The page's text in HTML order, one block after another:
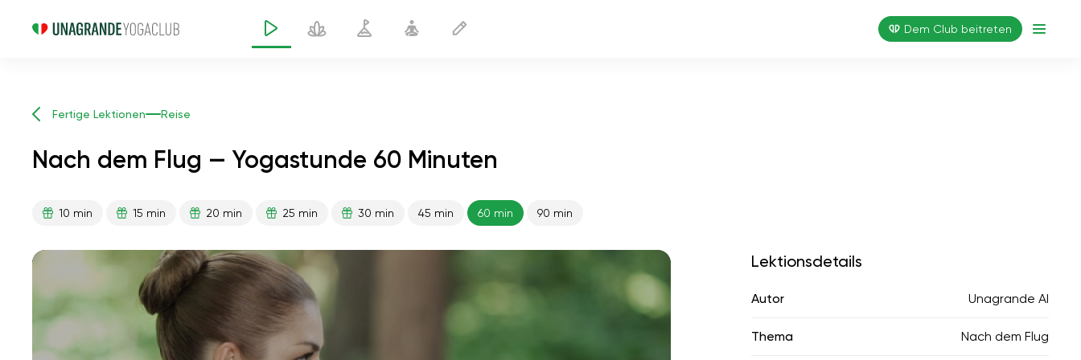
Dem Club beitreten
Fertige Lektionen Reise
Nach dem Flug — Yogastunde 60 Minuten
10 min 15 min 20 min 25 min 30 min 45 min 60 min 90 min
Lektionsdetails
Autor Unagrande AI
Thema Nach dem Flug